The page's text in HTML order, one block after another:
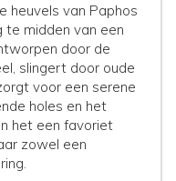
heuvels van Paphos
te midden van een
door de
slingert door oude
voor een serene
holes en het
het een favoriet
zowel een